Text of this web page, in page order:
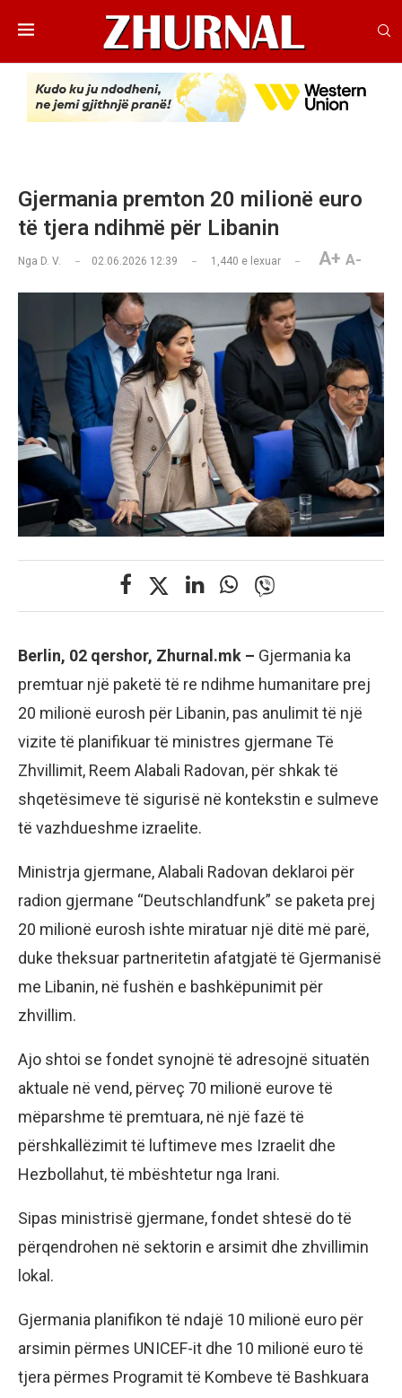
Gjermania premton 20 milionë euro
të tjera ndihmë për Libanin
Nga D. V. 02.06.2026 12:39 1,440 e lexuar A+ A-
Berlin, 02 qershor, Zhurnal.mk – Gjermania ka
premtuar një paketë të re ndihme humanitare prej
20 milionë eurosh për Libanin, pas anulimit të një
vizite të planifikuar të ministres gjermane Të
Zhvillimit, Reem Alabali Radovan, për shkak të
shqetësimeve të sigurisë në kontekstin e sulmeve
të vazhdueshme izraelite.
Ministrja gjermane, Alabali Radovan deklaroi për
radion gjermane “Deutschlandfunk” se paketa prej
20 milionë eurosh ishte miratuar një ditë më parë,
duke theksuar partneritetin afatgjatë të Gjermanisë
me Libanin, në fushën e bashkëpunimit për
zhvillim.
Ajo shtoi se fondet synojnë të adresojnë situatën
aktuale në vend, përveç 70 milionë eurove të
mëparshme të premtuara, në një fazë të
përshkallëzimit të luftimeve mes Izraelit dhe
Hezbollahut, të mbështetur nga Irani.
Sipas ministrisë gjermane, fondet shtesë do të
përqendrohen në sektorin e arsimit dhe zhvillimin
lokal.
Gjermania planifikon të ndajë 10 milionë euro për
arsimin përmes UNICEF-it dhe 10 milionë euro të
tjera përmes Programit të Kombeve të Bashkuara